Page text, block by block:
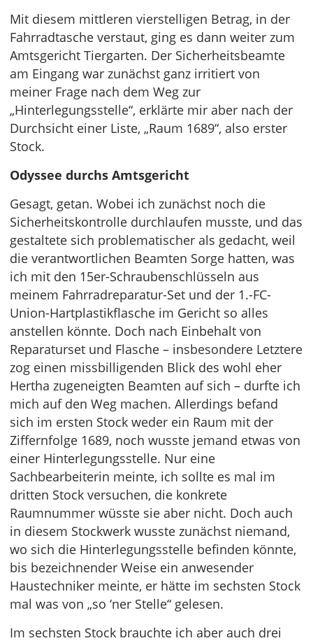
Mit diesem mittleren vierstelligen Betrag, in der
Fahrradtasche verstaut, ging es dann weiter zum
Amtsgericht Tiergarten. Der Sicherheitsbeamte
am Eingang war zunächst ganz irritiert von
meiner Frage nach dem Weg zur
„Hinterlegungsstelle“, erklärte mir aber nach der
Durchsicht einer Liste, „Raum 1689“, also erster
Stock.
Odyssee durchs Amtsgericht
Gesagt, getan. Wobei ich zunächst noch die
Sicherheitskontrolle durchlaufen musste, und das
gestaltete sich problematischer als gedacht, weil
die verantwortlichen Beamten Sorge hatten, was
ich mit den 15er-Schraubenschlüsseln aus
meinem Fahrradreparatur-Set und der 1.-FC-
Union-Hartplastikflasche im Gericht so alles
anstellen könnte. Doch nach Einbehalt von
Reparaturset und Flasche – insbesondere Letztere
zog einen missbilligenden Blick des wohl eher
Hertha zugeneigten Beamten auf sich – durfte ich
mich auf den Weg machen. Allerdings befand
sich im ersten Stock weder ein Raum mit der
Ziffernfolge 1689, noch wusste jemand etwas von
einer Hinterlegungsstelle. Nur eine
Sachbearbeiterin meinte, ich sollte es mal im
dritten Stock versuchen, die konkrete
Raumnummer wüsste sie aber nicht. Doch auch
in diesem Stockwerk wusste zunächst niemand,
wo sich die Hinterlegungsstelle befinden könnte,
bis bezeichnender Weise ein anwesender
Haustechniker meinte, er hätte im sechsten Stock
mal was von „so ‘ner Stelle“ gelesen.
Im sechsten Stock brauchte ich aber auch drei